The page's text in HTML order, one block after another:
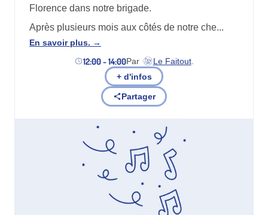
Florence dans notre brigade.
Après plusieurs mois aux côtés de notre che...
En savoir plus.
12:00 - 14:00Par Le Faitout
(nouvel onglet)
.
+ d'infos
Partager